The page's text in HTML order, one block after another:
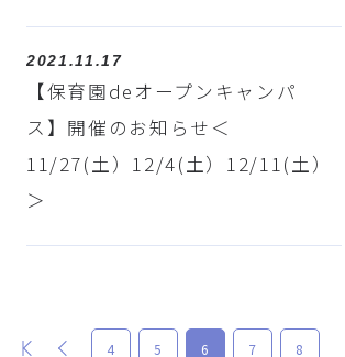
2021.11.17
【保育園deオープンキャンパ
ス】開催のお知らせ＜
11/27(土）12/4(土）12/11(土）
＞
最初 前 4 5 6 7 8